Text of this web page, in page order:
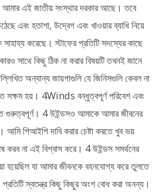
আমার এই জাতীয় সংস্থার দরকার আছে। তবে
এবং হতাশা, উদ্বেগ এবং খাওয়ার ব্যাধি নিয়ে
করেছে। স্টাফের প্রতিটি সদস্যের কাছে
সাথে কিছু ঠিক না করার বিষয়টি তখনই জানে
অন্যান্য জায়গাগুলি যে জিনিসগুলি কেবল না
সক্ষম হয়। 4Winds বন্ধুত্বপূর্ণ পরিবেশ এবং
গুরুত্বপূর্ণ। 4 উইন্ডসও আমাকে আমার জীবনের
আমি পিআইপি দাবি করার চেষ্টা করতে খুব ভয়
করব না এই বিশ্বাস করে। 4 উইন্ডস সমর্থনের
হয়েছিল যা আমার জীবনকে বহনযোগ্য করে তুলতে
স্বতন্ত্র কিছু কিছুর অংশ বোধ করা অনন্য।